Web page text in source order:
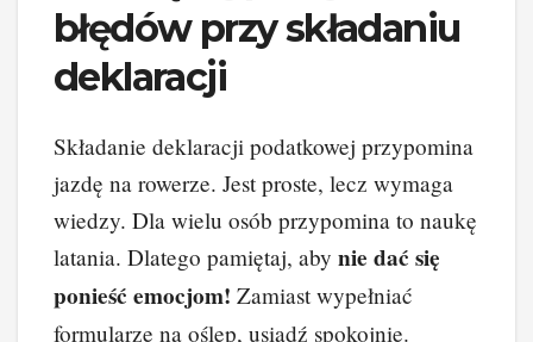
błędów przy składaniu
deklaracji
Składanie deklaracji podatkowej przypomina
jazdę na rowerze. Jest proste, lecz wymaga
wiedzy. Dla wielu osób przypomina to naukę
latania. Dlatego pamiętaj, aby nie dać się
ponieść emocjom! Zamiast wypełniać
formularze na oślep, usiądź spokojnie.